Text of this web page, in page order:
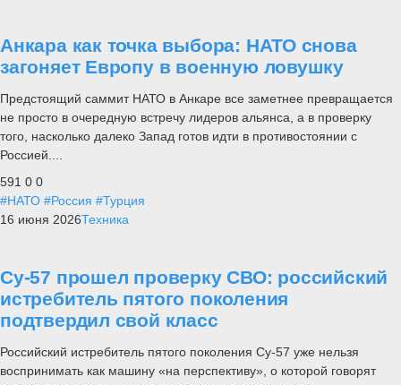
Анкара как точка выбора: НАТО снова
загоняет Европу в военную ловушку
Предстоящий саммит НАТО в Анкаре все заметнее превращается
не просто в очередную встречу лидеров альянса, а в проверку
того, насколько далеко Запад готов идти в противостоянии с
Россией....
591 0 0
#НАТО #Россия #Турция
16 июня 2026Техника
Су-57 прошел проверку СВО: российский
истребитель пятого поколения
подтвердил свой класс
Российский истребитель пятого поколения Су-57 уже нельзя
воспринимать как машину «на перспективу», о которой говорят